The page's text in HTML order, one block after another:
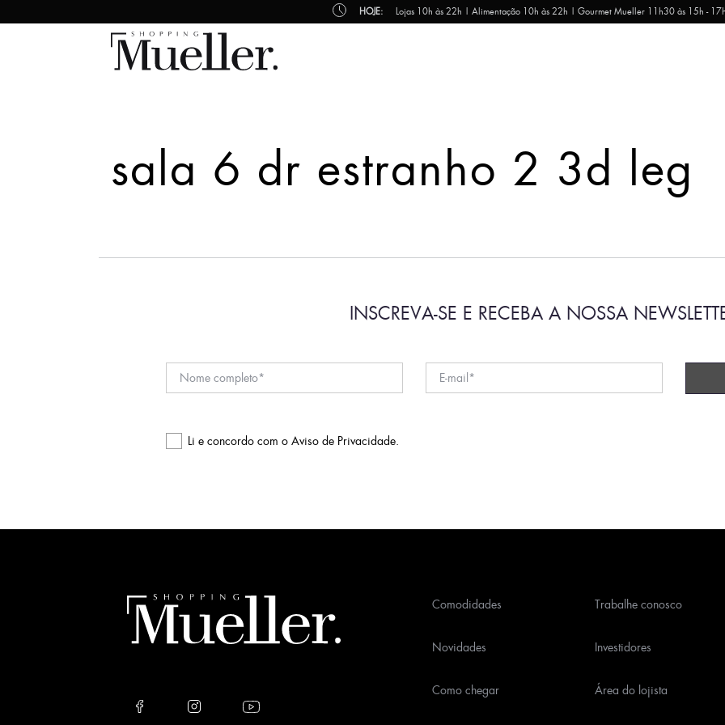
HOJE: Lojas 10h às 22h | Alimentação 10h às 22h | Gourmet Mueller 11h30 às 15h -
sala 6 dr estranho 2 3d leg
INSCREVA-SE E RECEBA A NOSSA
Li e concordo com o Aviso de Privacidade.
this
Comodidades
Novidades
Como chegar
Trabalhe conosco
Investidores
Área do lojista